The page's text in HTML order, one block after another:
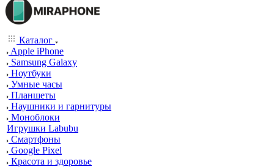
Каталог
Apple iPhone
Samsung Galaxy
Ноутбуки
Умные часы
Планшеты
Наушники и гарнитуры
Моноблоки
Игрушки Labubu
Смартфоны
Google Pixel
Красота и здоровье